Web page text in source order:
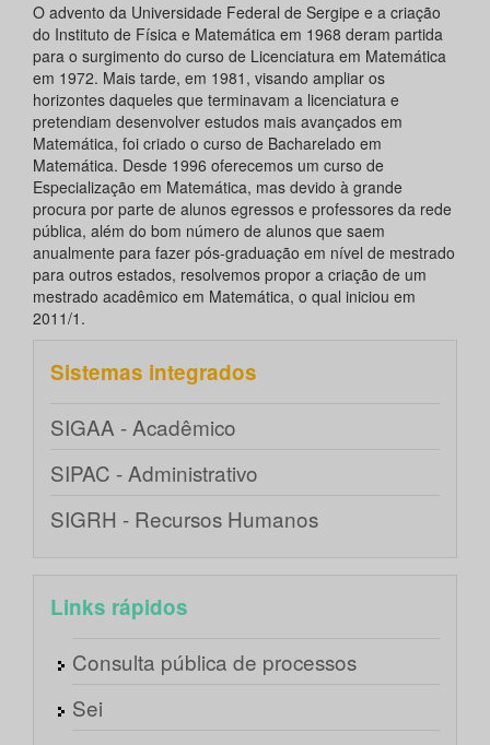
O advento da Universidade Federal de Sergipe e a criação
do Instituto de Física e Matemática em 1968 deram partida
para o surgimento do curso de Licenciatura em Matemática
em 1972. Mais tarde, em 1981, visando ampliar os
horizontes daqueles que terminavam a licenciatura e
pretendiam desenvolver estudos mais avançados em
Matemática, foi criado o curso de Bacharelado em
Matemática. Desde 1996 oferecemos um curso de
Especialização em Matemática, mas devido à grande
procura por parte de alunos egressos e professores da rede
pública, além do bom número de alunos que saem
anualmente para fazer pós-graduação em nível de mestrado
para outros estados, resolvemos propor a criação de um
mestrado acadêmico em Matemática, o qual iniciou em
2011/1.
Sistemas integrados
SIGAA - Acadêmico
SIPAC - Administrativo
SIGRH - Recursos Humanos
Links rápidos
Consulta pública de processos
Sei